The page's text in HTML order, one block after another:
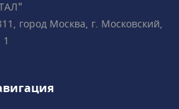
имеют
Fetal Medicine
плода) • Всего в
метро «Чистые пруды»,
«Тургеневская».
город Москва, г. Московский,